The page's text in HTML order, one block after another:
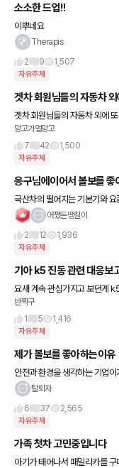
소소한 드업!!
이뿌네요
Therapis
2
9 1,507
자유주제
겟차 회원님들의 자동차
겟차 회원님들의 자동차 외에 또
는 항공 분야에도 관심이 많습
항공기인 a380-800입니다(출
망고가얼망고
7
42 1,500
자유주제
응구님에이어서 볼보를
국산차의 떨어지는 기본기와
한 관심과 비난(feat 이시국) 보
어쨌든땡칠이
2
12 1,936
자유주제
기아 k5 진동 관련 대응보
요새 계속 관심가지고 보던게 k5 라서 안보던 유
반짝구
1
5 1,416
자유주제
제가 볼보를 좋아하는이유
안전과 환경을 생각하는 기업
업!! 1.세계최초 3점식 안전벨트개발 돈들여서 개발한걸 특허를 내면되는데 그냥 무료공 탈퇴자
6
37 2,565
자유주제
가족 첫차 고민중입니다
아기가 태어나서 패밀리카를 구매